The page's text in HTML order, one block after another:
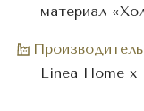
материал
Linea Home x